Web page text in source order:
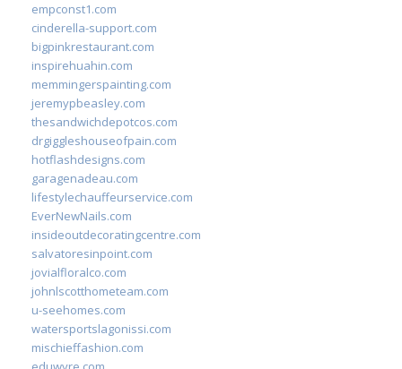
empconst1.com
cinderella-support.com
bigpinkrestaurant.com
inspirehuahin.com
memmingerspainting.com
jeremypbeasley.com
thesandwichdepotcos.com
drgiggleshouseofpain.com
hotflashdesigns.com
garagenadeau.com
lifestylechauffeurservice.com
EverNewNails.com
insideoutdecoratingcentre.com
salvatoresinpoint.com
jovialfloralco.com
johnlscotthometeam.com
u-seehomes.com
watersportslagonissi.com
mischieffashion.com